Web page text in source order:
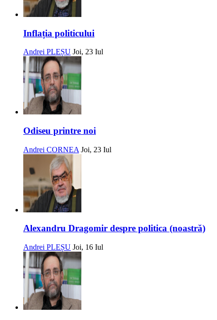
Inflația politicului
Andrei PLEȘU Joi, 23 Iul
Odiseu printre noi
Andrei CORNEA Joi, 23 Iul
Alexandru Dragomir despre politica (noastră)
Andrei PLEȘU Joi, 16 Iul